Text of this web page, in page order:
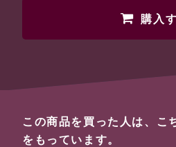
購入
この商品を買った人は、こ
をもっています。